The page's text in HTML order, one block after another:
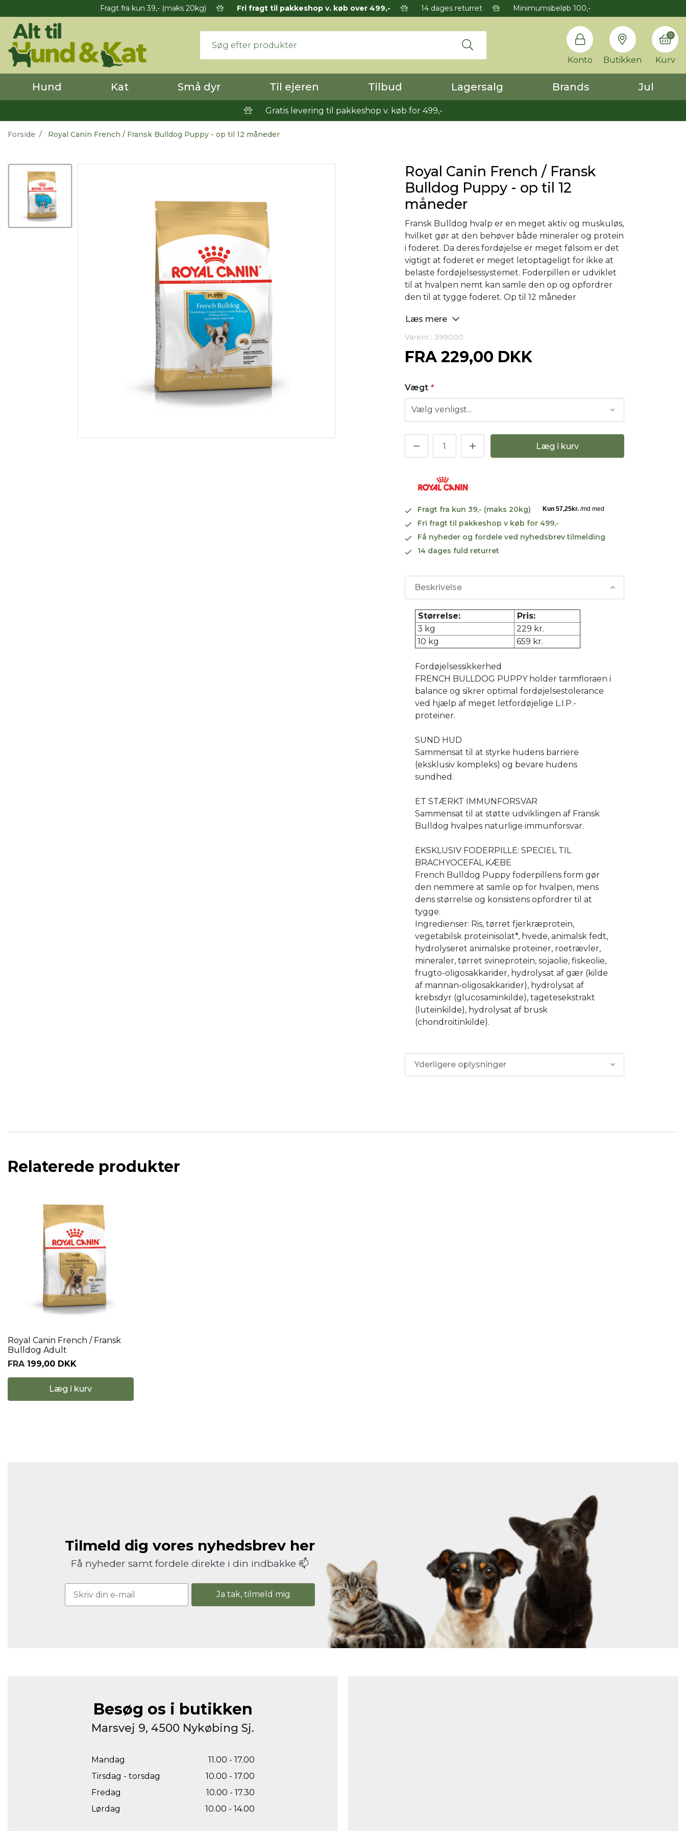
Fragt fra kun 39,- (maks 20kg) Fri fragt til pakkeshop v. køb over 499,- 14 dages returret Minimumsbeløb 100,-
Konto Butikken Kurv
0
Hund Kat Små dyr Til ejeren Tilbud Lagersalg Brands Jul
Gratis levering til pakkeshop v. køb for 499,-
Forside Royal Canin French / Fransk Bulldog Puppy - op til 12 måneder
Royal Canin French / Fransk
Bulldog Puppy - op til 12
måneder
Fransk Bulldog hvalp er en meget aktiv og muskuløs,
hvilket gør at den behøver både mineraler og protein
i foderet. Da deres fordøjelse er meget følsom er det
vigtigt at foderet er meget letoptageligt for ikke at
belaste fordøjelsessystemet. Foderpillen er udviklet
til at hvalpen nemt kan samle den op og opfordrer
den til at tygge foderet. Op til 12 måneder
Læs mere
Varenr.: 399000
FRA 229,00 DKK
Vægt *
Læg i kurv
Fragt fra kun 39,- (maks 20kg)
Fri fragt til pakkeshop v køb for 499,-
Få nyheder og fordele ved nyhedsbrev tilmelding
14 dages fuld returret
Beskrivelse
Størrelse:
Pris:
3 kg
229 kr.
10 kg
659 kr.
Fordøjelsessikkerhed
FRENCH BULLDOG PUPPY holder tarmfloraen i
balance og sikrer optimal fordøjelsestolerance
ved hjælp af meget letfordøjelige L.I.P.-
proteiner.
SUND HUD
Sammensat til at styrke hudens barriere
(eksklusiv kompleks) og bevare hudens
sundhed.
ET STÆRKT IMMUNFORSVAR
Sammensat til at støtte udviklingen af Fransk
Bulldog hvalpes naturlige immunforsvar.
EKSKLUSIV FODERPILLE: SPECIEL TIL
BRACHYOCEFAL KÆBE
French Bulldog Puppy foderpillens form gør
den nemmere at samle op for hvalpen, mens
dens størrelse og konsistens opfordrer til at
tygge.
Ingredienser: Ris, tørret fjerkræprotein,
vegetabilsk proteinisolat*, hvede, animalsk fedt,
hydrolyseret animalske proteiner, roetrævler,
mineraler, tørret svineprotein, sojaolie, fiskeolie,
frugto-oligosakkarider, hydrolysat af gær (kilde
af mannan-oligosakkarider), hydrolysat af
krebsdyr (glucosaminkilde), tagetesekstrakt
(luteinkilde), hydrolysat af brusk
(chondroitinkilde).
Yderligere oplysninger
Relaterede produkter
Royal Canin French / Fransk
Bulldog Adult
FRA 199,00 DKK
Læg i kurv
Tilmeld dig vores nyhedsbrev her
Få nyheder samt fordele direkte i din indbakke 📫
Ja tak, tilmeld mig
Besøg os i butikken
Marsvej 9, 4500 Nykøbing Sj.
Mandag
11.00 - 17.00
Tirsdag - torsdag
10.00 - 17.00
Fredag
10.00 - 17.30
Lørdag
10.00 - 14.00